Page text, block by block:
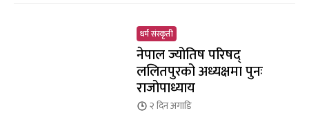
धर्म संस्कृती
नेपाल ज्योतिष परिषद्
ललितपुरको अध्यक्षमा पुनः
राजोपाध्याय
२ दिनअगाडि